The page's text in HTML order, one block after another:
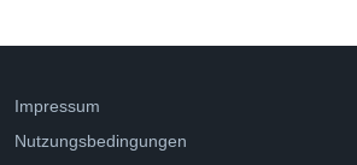
Impressum
Nutzungsbedingungen